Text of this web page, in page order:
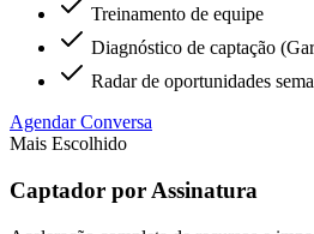
Treinamento de equipe
Diagnóstico de captação
Radar de oportunidades
Agendar Conversa
Mais Escolhido
Captador por Assinatura